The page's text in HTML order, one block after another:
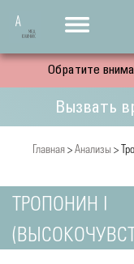
Обратите
Вызвать
Главная > Анализы >
ТРОПОНИН I